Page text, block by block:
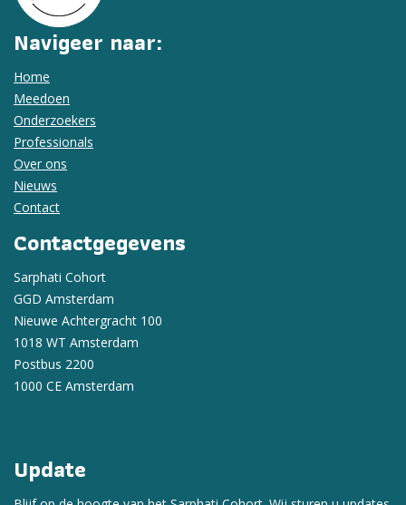
Navigeer naar:
Home
Meedoen
Onderzoekers
Professionals
Over ons
Nieuws
Contact
Contactgegevens
Sarphati Cohort
GGD Amsterdam
Nieuwe Achtergracht 100
1018 WT Amsterdam
Postbus 2200
1000 CE Amsterdam
Update